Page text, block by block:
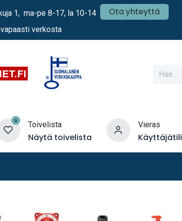
1, ma-pe 8-17, la 10-14 Ota yhteyttä
verkosta
0 Toivelista
Näytä toivelista
Vieras
Käyttäjätili